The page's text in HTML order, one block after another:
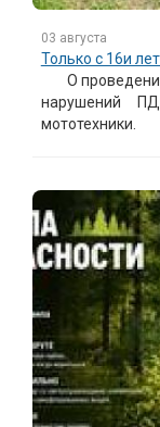
03 августа
Только с 16и
О
нарушений
мототехники.